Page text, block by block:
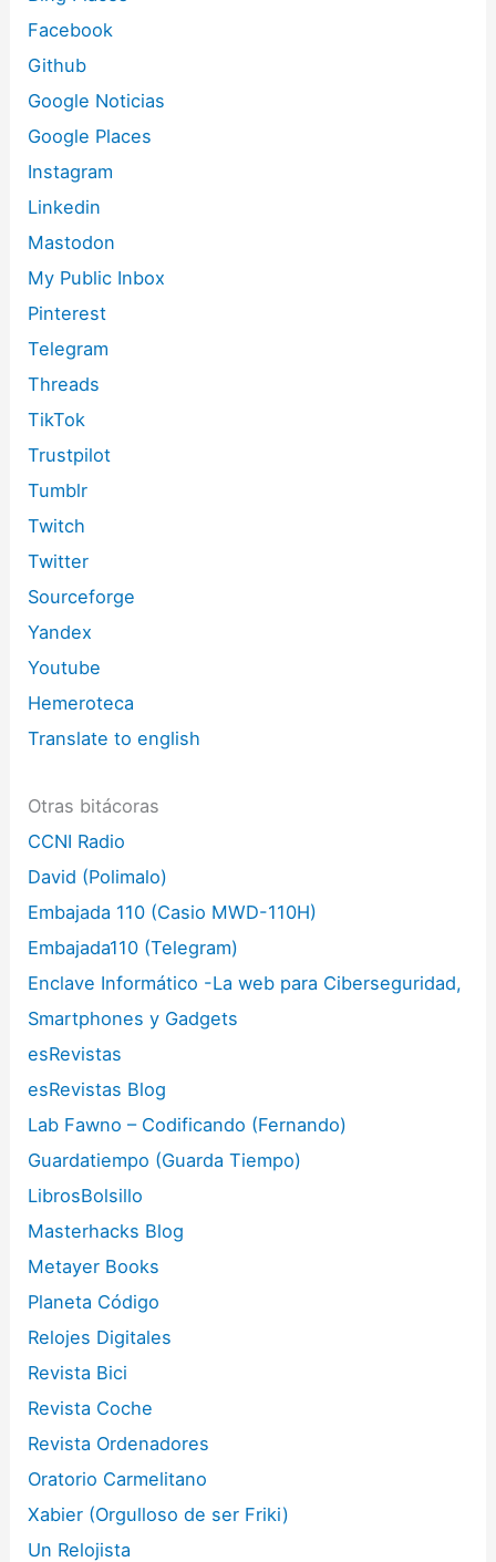
Facebook
Github
Google Noticias
Google Places
Instagram
Linkedin
Mastodon
My Public Inbox
Pinterest
Telegram
Threads
TikTok
Trustpilot
Tumblr
Twitch
Twitter
Sourceforge
Yandex
Youtube
Hemeroteca
Translate to english
Otras bitácoras
CCNI Radio
David (Polimalo)
Embajada 110 (Casio MWD-110H)
Embajada110 (Telegram)
Enclave Informático -La web para Ciberseguridad,
Smartphones y Gadgets
esRevistas
esRevistas Blog
Lab Fawno – Codificando (Fernando)
Guardatiempo (Guarda Tiempo)
LibrosBolsillo
Masterhacks Blog
Metayer Books
Planeta Código
Relojes Digitales
Revista Bici
Revista Coche
Revista Ordenadores
Oratorio Carmelitano
Xabier (Orgulloso de ser Friki)
Un Relojista